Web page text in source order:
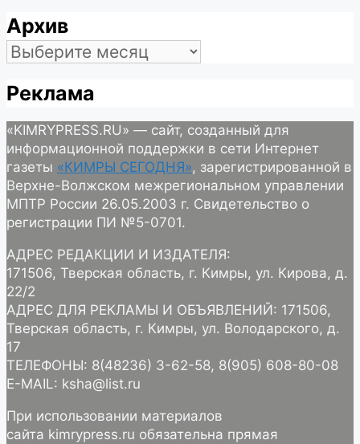
Архив
Архив
Реклама
«KIMRYPRESS.RU» — сайт, созданный для
информационной поддержки в сети Интернет
газеты «КИМРЫ СЕГОДНЯ», зарегистрированной в
Верхне-Волжском межрегиональном управлении
МПТР России 26.05.2003 г. Свидетельство о
регистрации ПИ №5-0701.
АДРЕС РЕДАКЦИИ И ИЗДАТЕЛЯ:
171506, Тверская область, г. Кимры, ул. Кирова, д.
22/2
АДРЕС ДЛЯ РЕКЛАМЫ И ОБЪЯВЛЕНИЙ: 171506,
Тверская область, г. Кимры, ул. Володарского, д.
17
ТЕЛЕФОНЫ: 8(48236) 3-62-58, 8(905) 608-80-08
E-MAIL: ksha@list.ru
При использовании материалов
сайта kimrypress.ru обязательна прямая